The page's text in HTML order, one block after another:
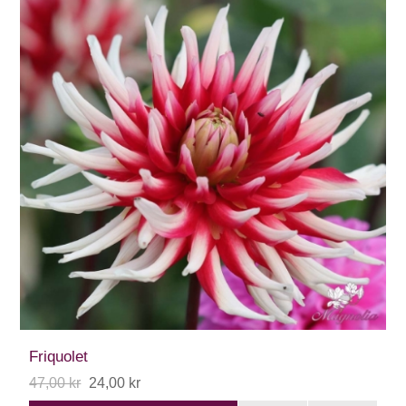
Friquolet
47,00 kr 24,00 kr